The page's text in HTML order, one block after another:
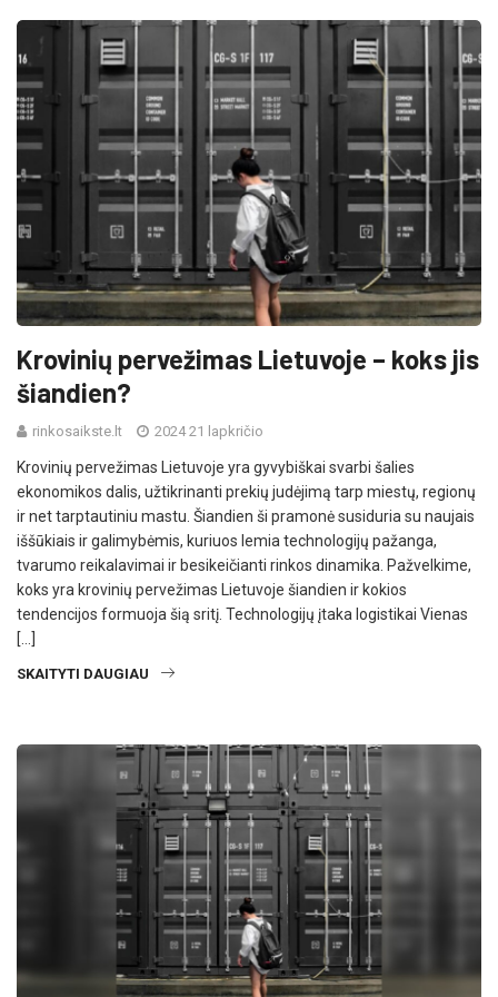
Krovinių pervežimas Lietuvoje – koks jis
šiandien?
rinkosaikste.lt 2024 21 lapkričio
Krovinių pervežimas Lietuvoje yra gyvybiškai svarbi šalies
ekonomikos dalis, užtikrinanti prekių judėjimą tarp miestų, regionų
ir net tarptautiniu mastu. Šiandien ši pramonė susiduria su naujais
iššūkiais ir galimybėmis, kuriuos lemia technologijų pažanga,
tvarumo reikalavimai ir besikeičianti rinkos dinamika. Pažvelkime,
koks yra krovinių pervežimas Lietuvoje šiandien ir kokios
tendencijos formuoja šią sritį. Technologijų įtaka logistikai Vienas
[…]
SKAITYTI DAUGIAU